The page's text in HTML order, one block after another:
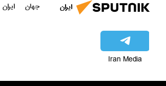
ایران جهان ایران
Iran Media